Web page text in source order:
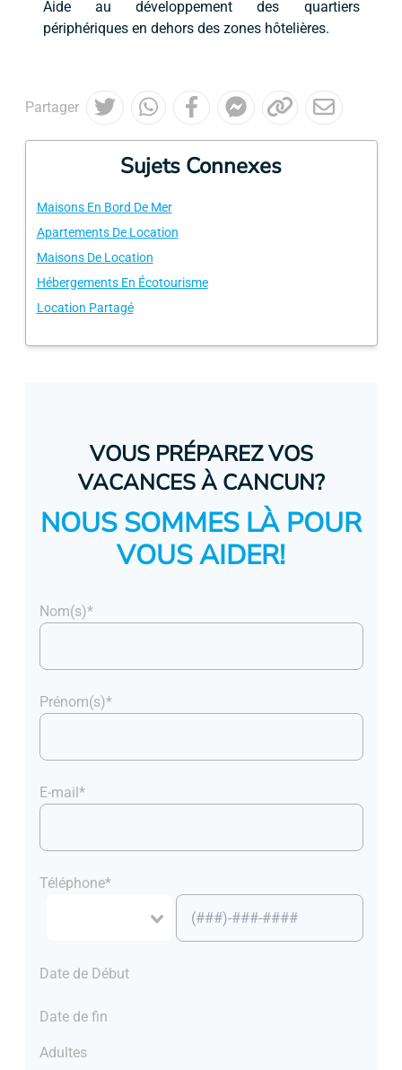
Aide au développement des quartiers
périphériques en dehors des zones hôtelières.
Partager
Sujets Connexes
Maisons En Bord De Mer
Apartements De Location
Maisons De Location
Hébergements En Écotourisme
Location Partagé
VOUS PRÉPAREZ VOS
VACANCES À CANCUN?
NOUS SOMMES LÀ POUR
VOUS AIDER!
Nom(s)*
Prénom(s)*
E-mail*
Téléphone*
Date de Début
Date de fin
Adultes